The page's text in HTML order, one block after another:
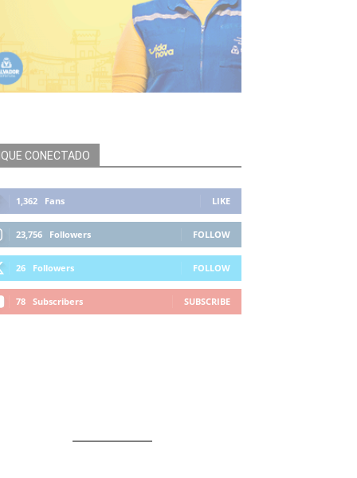
CONECTADO
1,362 Fans LIKE
23,756 Followers FOLLOW
26 Followers FOLLOW
78 Subscribers SUBSCRIBE